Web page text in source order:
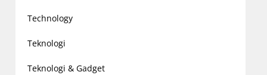
Technology
Teknologi
Teknologi & Gadget